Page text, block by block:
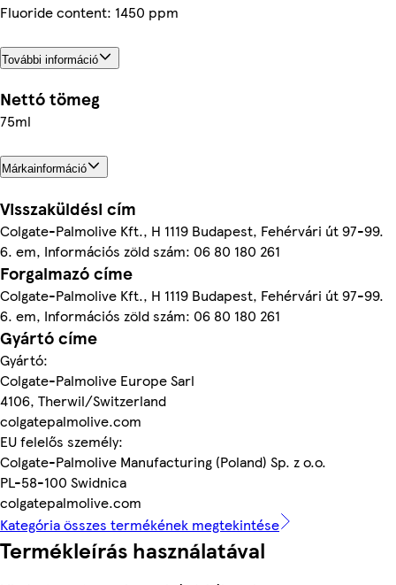
Fluoride content: 1450 ppm
További információ
Nettó tömeg
75ml
Márkainformáció
Visszaküldési cím
Colgate-Palmolive Kft., H 1119 Budapest, Fehérvári út 97-99.
6. em, Információs zöld szám: 06 80 180 261
Forgalmazó címe
Colgate-Palmolive Kft., H 1119 Budapest, Fehérvári út 97-99.
6. em, Információs zöld szám: 06 80 180 261
Gyártó címe
Gyártó:
Colgate-Palmolive Europe Sarl
4106, Therwil/Switzerland
colgatepalmolive.com
EU felelős személy:
Colgate-Palmolive Manufacturing (Poland) Sp. z o.o.
PL-58-100 Swidnica
colgatepalmolive.com
Kategória összes termékének megtekintése
Termékleírás használatával